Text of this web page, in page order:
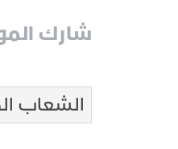
شارك
الشعاب